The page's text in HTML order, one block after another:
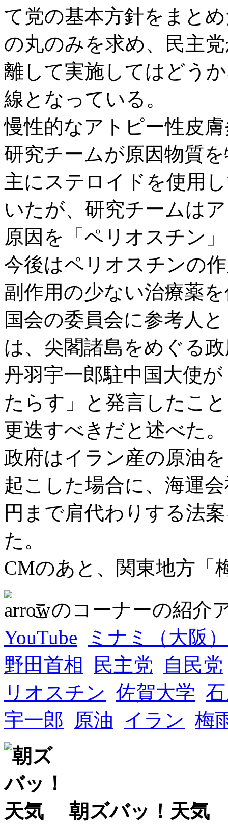
て党の基本方針をまと
の丸のみを求め、民主
離して実施してはどう
線となっている。
慢性的なアトピー性皮
研究チームが原因物質
主にステロイドを使用
いたが、研究チームは
原因を「ペリオスチン
今後はペリオスチンの
副作用の少ない治療薬
国会の委員会に参考人
は、尖閣諸島をめぐる
丹羽宇一郎駐中国大使
たらす」と発言したこ
更迭すべきだと述べた。
政府はイラン産の原油
起こした場合に、海運
円まで肩代わりする法
た。
CMのあと、関東地方
このコーナーの紹介
YouTube
ミナミ（大阪）
野田首相
民主党
自民党
リオスチン 佐賀大学
宇一郎
原油 イラン 梅
朝ズバッ！天気